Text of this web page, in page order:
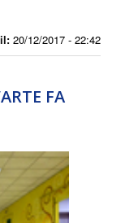
20/12/2017 - 22:42
FA